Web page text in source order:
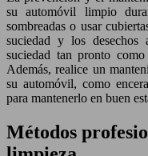
su automóvil limpio
sombreadas o usar
suciedad y los desechos
suciedad tan pronto
Además, realice un
su automóvil, como
para mantenerlo en buen
Métodos